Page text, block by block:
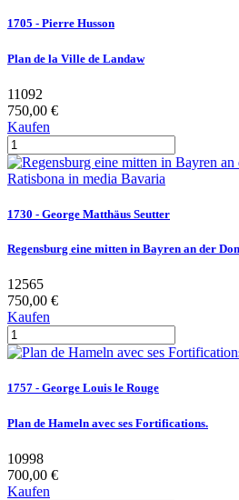
1705 - Pierre Husson
Plan de la Ville de Landaw
11092
750,00 €
Kaufen
1730 - George Matthäus Seutter
Regensburg eine mitten in Bayren an der
12565
750,00 €
Kaufen
1757 - George Louis le Rouge
Plan de Hameln avec ses Fortifications.
10998
700,00 €
Kaufen